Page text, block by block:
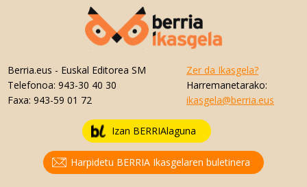
Berria.eus - Euskal Editorea SM
Telefonoa: 943-30 40 30
Faxa: 943-59 01 72
Zer da Ikasgela?
Harremanetarako:
ikasgela@berria.eus
Izan BERRIAlaguna
Harpidetu BERRIA Ikasgelaren buletinera